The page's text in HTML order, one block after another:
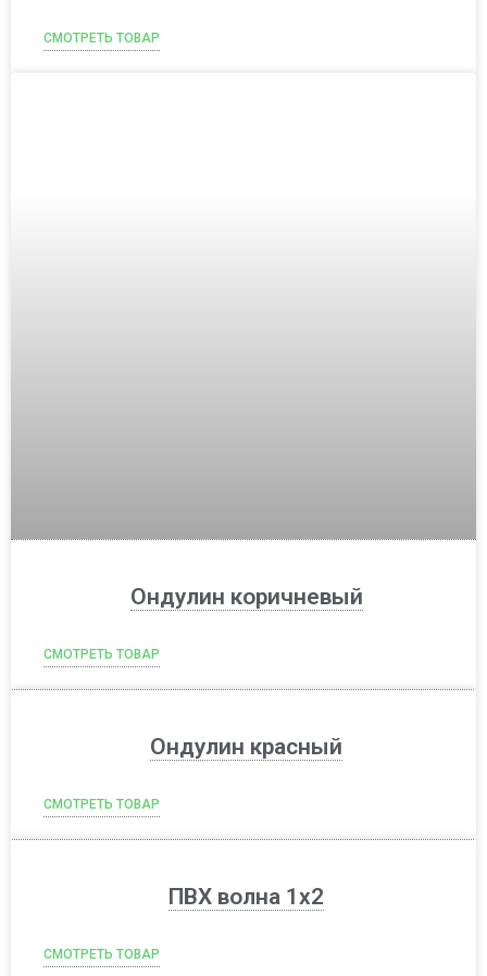
СМОТРЕТЬ ТОВАР
Ондулин коричневый
СМОТРЕТЬ ТОВАР
Ондулин красный
СМОТРЕТЬ ТОВАР
ПВХ волна 1х2
СМОТРЕТЬ ТОВАР